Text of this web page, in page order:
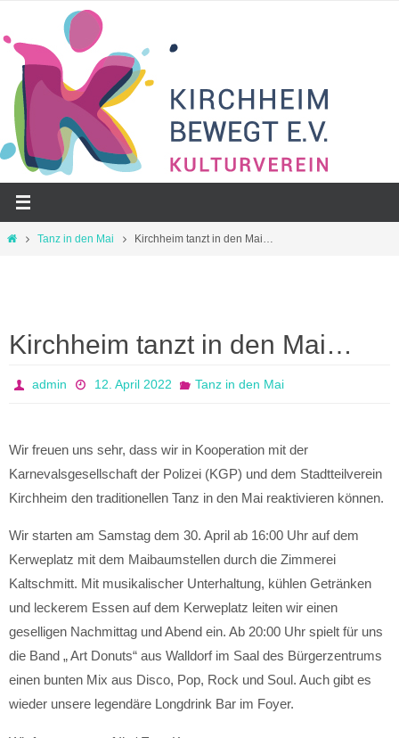
Inhalt
springen
StartTanz in den Mai Kirchheim tanzt in den Mai…
Kirchheim tanzt in den Mai…
admin 12. April 2022 Tanz in den Mai
Wir freuen uns sehr, dass wir in Kooperation mit der
Karnevalsgesellschaft der Polizei (KGP) und dem Stadtteilverein
Kirchheim den traditionellen Tanz in den Mai reaktivieren können.
Wir starten am Samstag dem 30. April ab 16:00 Uhr auf dem
Kerweplatz mit dem Maibaumstellen durch die Zimmerei
Kaltschmitt. Mit musikalischer Unterhaltung, kühlen Getränken
und leckerem Essen auf dem Kerweplatz leiten wir einen
geselligen Nachmittag und Abend ein. Ab 20:00 Uhr spielt für uns
die Band „ Art Donuts“ aus Walldorf im Saal des Bürgerzentrums
einen bunten Mix aus Disco, Pop, Rock und Soul. Auch gibt es
wieder unsere legendäre Longdrink Bar im Foyer.